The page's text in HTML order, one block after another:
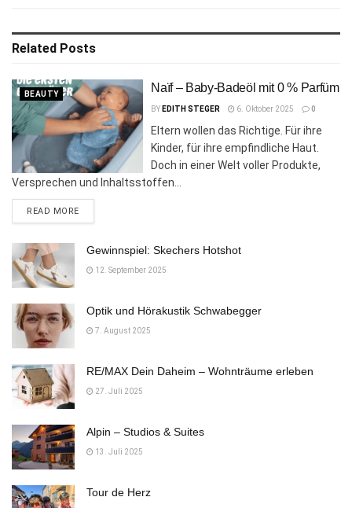
Related Posts
BEAUTY Naïf – Baby-Badeöl mit 0 % Parfüm
BY EDITH STEGER 6. Oktober 2025 0
Eltern wollen das Richtige. Für ihre
Kinder, für ihre empfindliche Haut.
Doch in einer Welt voller Produkte,
Versprechen und Inhaltsstoffen...
READ MOREDETAILS
Gewinnspiel: Skechers Hotshot
12. September 2025
Optik und Hörakustik Schwabegger
7. August 2025
RE/MAX Dein Daheim – Wohnträume erleben
27. Juli 2025
Alpin – Studios & Suites
13. Juli 2025
Tour de Herz